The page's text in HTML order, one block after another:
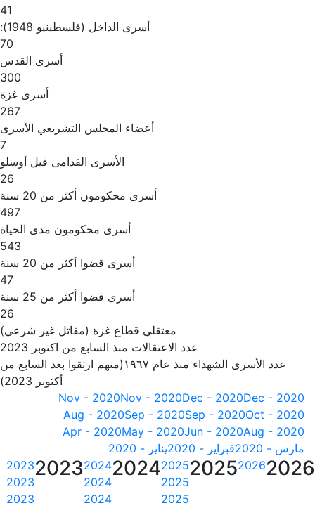
41
أسرى الداخل (فلسطينيو 1948):
70
أسرى القدس
300
أسرى غزة
267
أعضاء المجلس التشريعي الأسرى
7
الأسرى القدامى قبل أوسلو
26
أسرى محكومون أكثر من 20 سنة
497
أسرى محكومون مدى الحياة
543
أسرى قضوا أكثر من 20 سنة
47
أسرى قضوا أكثر من 25 سنة
26
معتقلي قطاع غزة (مقاتل غير شرعي)
عدد الاعتقالات منذ السابع من اكتوبر 2023
عدد الأسرى الشهداء منذ عام ١٩٦٧(منهم ارتقوا بعد السابع من
أكتوبر 2023)
Dec - 2020
Dec - 2020
Nov - 2020
Nov - 2020
Oct - 2020
Sep - 2020
Sep - 2020
Aug - 2020
Aug - 2020
Jun - 2020
May - 2020
Apr - 2020
مارس - 2020
فبراير - 2020 يناير - 2020
2026
2026
2025
2025
2025
2025
2024
2024
2024
2024
2023
2023
2023
2023